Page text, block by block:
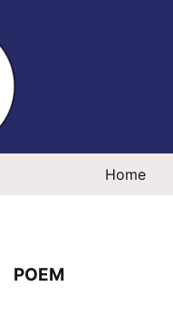
Home
POEM